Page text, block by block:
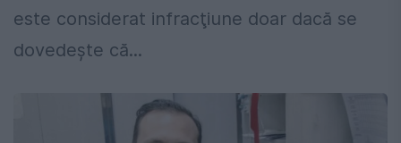
este considerat infracţiune doar dacă se
dovedeşte că...